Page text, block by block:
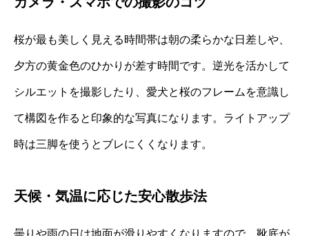
桜が最も美しく見える時間帯は朝の柔らかな日差しや、
夕方の黄金色のひかりが差す時間です。逆光を活かして
シルエットを撮影したり、愛犬と桜のフレームを意識し
て構図を作ると印象的な写真になります。ライトアップ
時は三脚を使うとブレにくくなります。
天候・気温に応じた安心散歩法
曇りや雨の日は地面が滑りやすくなりますので、靴底が